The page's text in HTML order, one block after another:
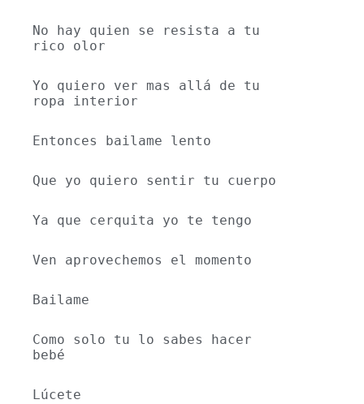
No hay quien se resista a tu
rico olor
Yo quiero ver mas allá de tu
ropa interior
Entonces bailame lento
Que yo quiero sentir tu cuerpo
Ya que cerquita yo te tengo
Ven aprovechemos el momento
Bailame
Como solo tu lo sabes hacer
bebé
Lúcete